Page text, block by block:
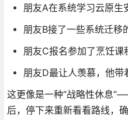
朋友A在系统学习云原生
朋友B接了一些系统迁移
朋友C报名参加了烹饪课
朋友D最让人羡慕，他带
这更像是一种“战略性休息
后，停下来重新看看路线，